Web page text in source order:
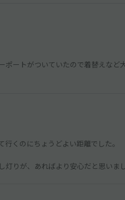
ートがついていたので着替えなど
くのにちょうどよい距離でした。
りが、あればより安心だと思いまし